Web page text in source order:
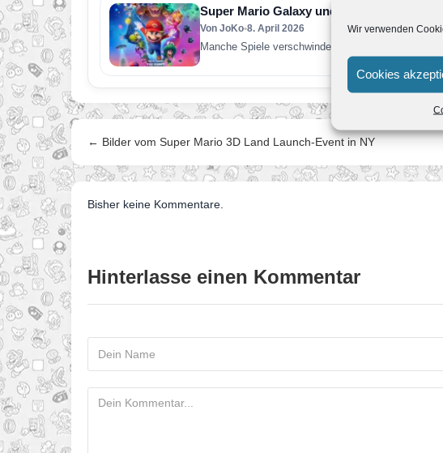
Wir verwenden
Cookies
Super Mario Galaxy und was Fans in den
Von JoKo•8. April 2026
Manche Spiele verschwinden nach ein paar
← Bilder vom Super Mario 3D Land Launch-Event in NY
Bisher keine Kommentare.
Hinterlasse einen Kommentar